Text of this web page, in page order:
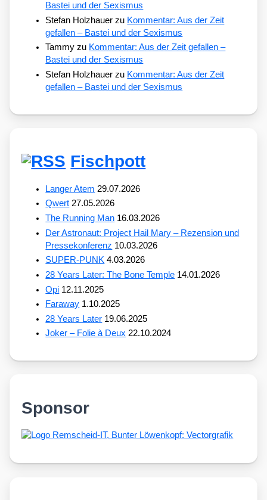
Bastei und der Sexismus
Stefan Holzhauer zu Kommentar: Aus der Zeit
gefallen – Bastei und der Sexismus
Tammy zu Kommentar: Aus der Zeit gefallen –
Bastei und der Sexismus
Stefan Holzhauer zu Kommentar: Aus der Zeit
gefallen – Bastei und der Sexismus
Fischpott
Langer Atem 29.07.2026
Qwert 27.05.2026
The Running Man 16.03.2026
Der Astronaut: Project Hail Mary – Rezension und
Pressekonferenz 10.03.2026
SUPER-PUNK 4.03.2026
28 Years Later: The Bone Temple 14.01.2026
Opi 12.11.2025
Faraway 1.10.2025
28 Years Later 19.06.2025
Joker – Folie à Deux 22.10.2024
Sponsor